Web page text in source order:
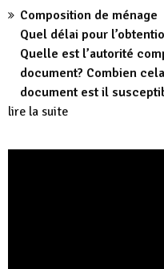
Composition de ménage
Quel délai pour
Quelle est l’autorité
document? Combien
document est il
lire la suite